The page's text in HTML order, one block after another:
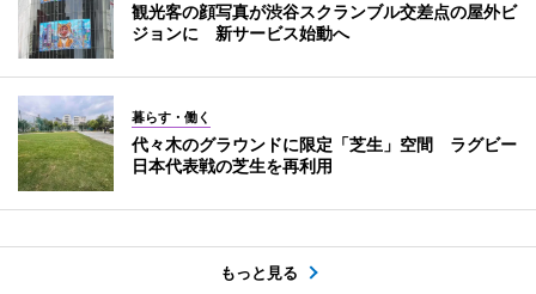
観光客の顔写真が渋谷スクランブル交差点の屋外ビ
ジョンに 新サービス始動へ
暮らす・働く
代々木のグラウンドに限定「芝生」空間 ラグビー
日本代表戦の芝生を再利用
もっと見る